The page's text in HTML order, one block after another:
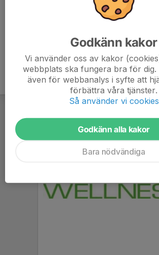
Godkänn kakor
Vi använder oss av kakor
webbplats ska fungera bra för dig.
även för webbanalys i syfte att
förbättra våra tjänster.
Så använder vi cookies
Godkänn alla kakor
Bara nödvändiga